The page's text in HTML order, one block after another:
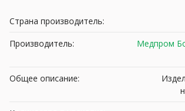
Страна производитель:
Производитель:
Медпром
Общее описание: